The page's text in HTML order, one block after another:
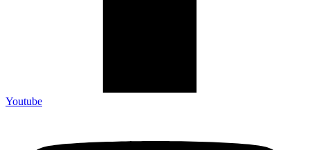
Youtube